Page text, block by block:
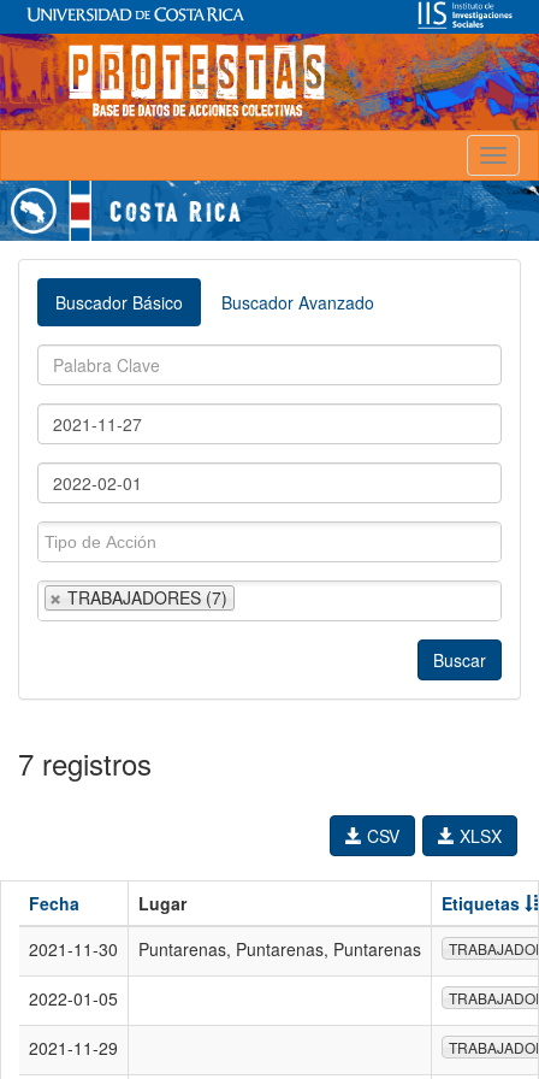
Buscador Básico Buscador Avanzado
TRABAJADORES (7)
7 registros
XLSX
CSV
Fecha Lugar
Etiquetas
2021-11-30
Puntarenas, Puntarenas, Puntarenas
2022-01-05
2021-11-29